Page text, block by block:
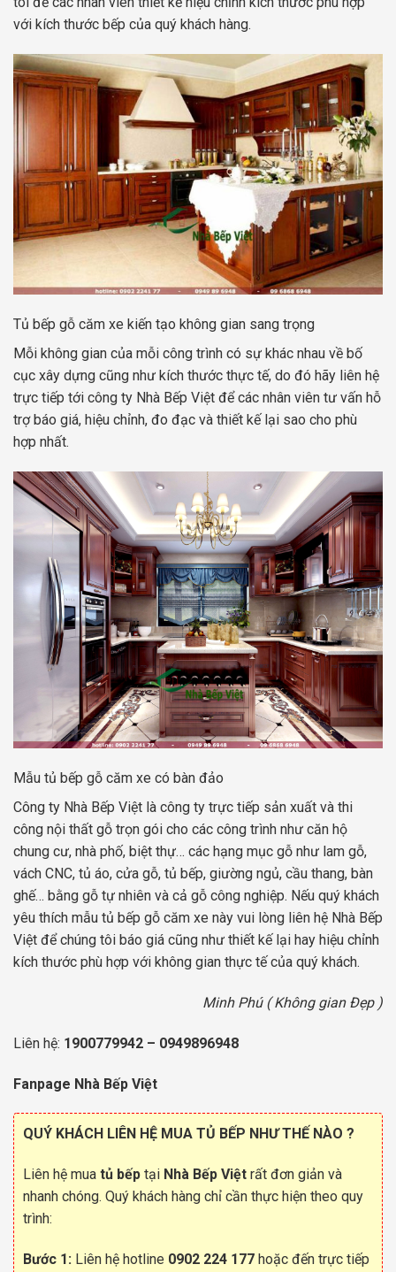
với kích thước bếp của quý khách hàng.
Tủ bếp gỗ căm xe kiến tạo không gian sang trọng
Mỗi không gian của mỗi công trình có sự khác nhau về bố
cục xây dựng cũng như kích thước thực tế, do đó hãy liên hệ
trực tiếp tới công ty Nhà Bếp Việt để các nhân viên tư vấn hỗ
trợ báo giá, hiệu chỉnh, đo đạc và thiết kế lại sao cho phù
hợp nhất.
Mẫu tủ bếp gỗ căm xe có bàn đảo
Công ty Nhà Bếp Việt là công ty trực tiếp sản xuất và thi
công nội thất gỗ trọn gói cho các công trình như căn hộ
chung cư, nhà phố, biệt thự… các hạng mục gỗ như lam gỗ,
vách CNC, tủ áo, cửa gỗ, tủ bếp, giường ngủ, cầu thang, bàn
ghế… bằng gỗ tự nhiên và cả gỗ công nghiệp. Nếu quý khách
yêu thích mẫu tủ bếp gỗ căm xe này vui lòng liên hệ Nhà Bếp
Việt để chúng tôi báo giá cũng như thiết kế lại hay hiệu chỉnh
kích thước phù hợp với không gian thực tế của quý khách.
Minh Phú ( Không gian Đẹp )
Liên hệ: 1900779942 – 0949896948
Fanpage Nhà Bếp Việt
QUÝ KHÁCH LIÊN HỆ MUA TỦ BẾP NHƯ THẾ NÀO ?
Liên hệ mua tủ bếp tại Nhà Bếp Việt rất đơn giản và
nhanh chóng. Quý khách hàng chỉ cần thực hiện theo quy
trình:
Bước 1: Liên hệ hotline 0902 224 177 hoặc đến trực tiếp